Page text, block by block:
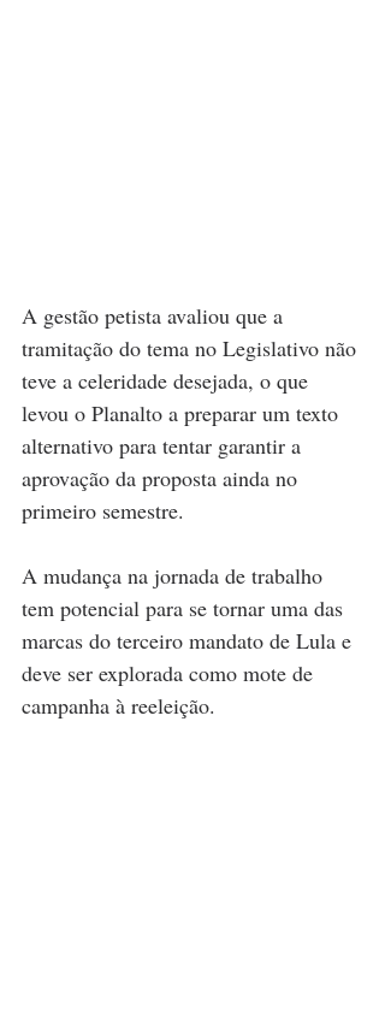
A gestão petista avaliou que a
tramitação do tema no Legislativo não
teve a celeridade desejada, o que
levou o Planalto a preparar um texto
alternativo para tentar garantir a
aprovação da proposta ainda no
primeiro semestre.
A mudança na jornada de trabalho
tem potencial para se tornar uma das
marcas do terceiro mandato de Lula e
deve ser explorada como mote de
campanha à reeleição.